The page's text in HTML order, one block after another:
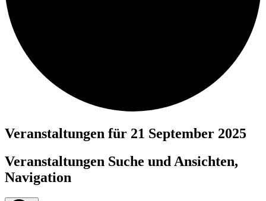
Veranstaltungen für 21 September 2025
Veranstaltungen Suche und Ansichten,
Navigation